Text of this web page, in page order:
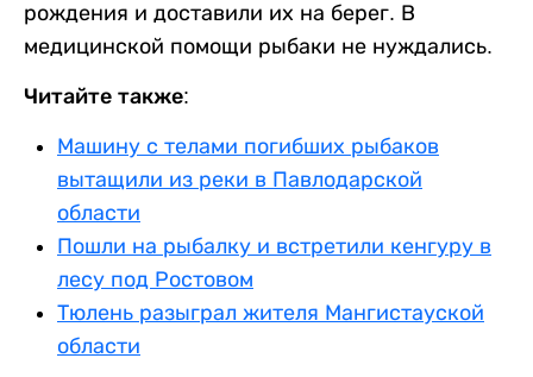
рождения и доставили их на берег. В
медицинской помощи рыбаки не нуждались.
Читайте также:
Машину с телами погибших рыбаков
вытащили из реки в Павлодарской
области
Пошли на рыбалку и встретили кенгуру в
лесу под Ростовом
Тюлень разыграл жителя Мангистауской
области